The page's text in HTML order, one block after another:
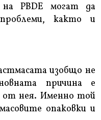
PBDE могат да
както и
изобщо не
причина е
нея. Именно той
опаковки и